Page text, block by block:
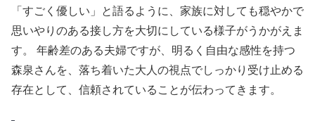
「すごく優しい」と語るように、家族に対しても穏やかで
思いやりのある接し方を大切にしている様子がうかがえま
す。 年齢差のある夫婦ですが、明るく自由な感性を持つ
森泉さんを、落ち着いた大人の視点でしっかり受け止める
存在として、信頼されていることが伝わってきます。